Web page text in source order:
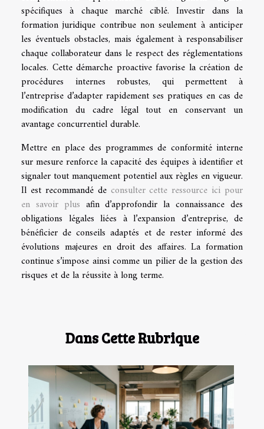
spécifiques à chaque marché ciblé. Investir dans la
formation juridique contribue non seulement à anticiper
les éventuels obstacles, mais également à responsabiliser
chaque collaborateur dans le respect des réglementations
locales. Cette démarche proactive favorise la création de
procédures internes robustes, qui permettent à
l’entreprise d’adapter rapidement ses pratiques en cas de
modification du cadre légal tout en conservant un
avantage concurrentiel durable.
Mettre en place des programmes de conformité interne
sur mesure renforce la capacité des équipes à identifier et
signaler tout manquement potentiel aux règles en vigueur.
Il est recommandé de consulter cette ressource ici pour
en savoir plus afin d’approfondir la connaissance des
obligations légales liées à l’expansion d’entreprise, de
bénéficier de conseils adaptés et de rester informé des
évolutions majeures en droit des affaires. La formation
continue s’impose ainsi comme un pilier de la gestion des
risques et de la réussite à long terme.
Dans Cette Rubrique